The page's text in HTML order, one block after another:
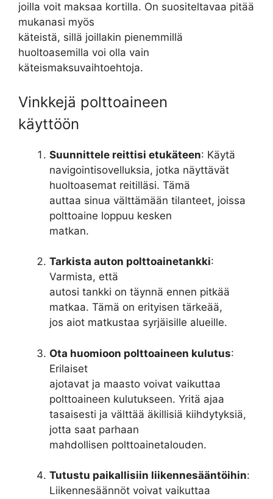
joilla voit maksaa kortilla. On suositeltavaa pitää
mukanasi myös
käteistä, sillä joillakin pienemmillä
huoltoasemilla voi olla vain
käteismaksuvaihtoehtoja.
Vinkkejä polttoaineen
käyttöön
Suunnittele reittisi etukäteen: Käytä
navigointisovelluksia, jotka näyttävät
huoltoasemat reitilläsi. Tämä
auttaa sinua välttämään tilanteet, joissa
polttoaine loppuu kesken
matkan.
Tarkista auton polttoainetankki:
Varmista, että
autosi tankki on täynnä ennen pitkää
matkaa. Tämä on erityisen tärkeää,
jos aiot matkustaa syrjäisille alueille.
Ota huomioon polttoaineen kulutus:
Erilaiset
ajotavat ja maasto voivat vaikuttaa
polttoaineen kulutukseen. Yritä ajaa
tasaisesti ja välttää äkillisiä kiihdytyksiä,
jotta saat parhaan
mahdollisen polttoainetalouden.
Tutustu paikallisiin liikennesääntöihin:
Liikennesäännöt voivat vaikuttaa